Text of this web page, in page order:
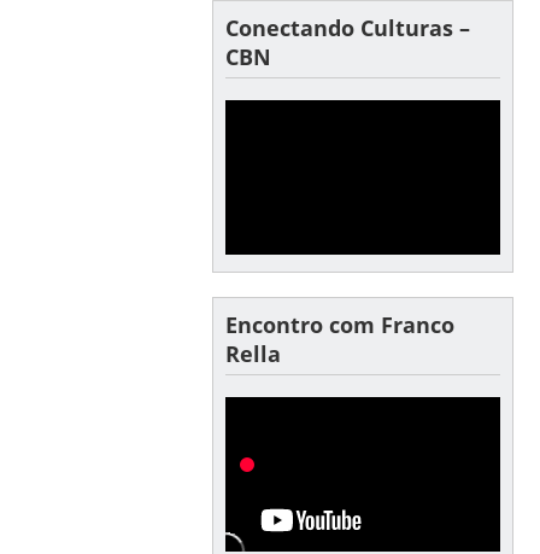
Conectando Culturas –
CBN
Encontro com Franco
Rella